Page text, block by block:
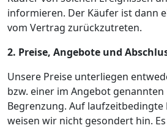
informieren. Der Käufer ist dann
vom Vertrag zurückzutreten.
2. Preise, Angebote und
Unsere Preise unterliegen
bzw. einer im Angebot
Begrenzung. Auf
weisen wir nicht gesondert hin.